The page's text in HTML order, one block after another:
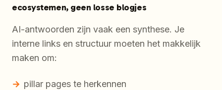
ecosystemen, geen losse blogjes
AI-antwoorden zijn vaak een synthese. Je
interne links en structuur moeten het makkelijk
maken om:
pillar pages te herkennen